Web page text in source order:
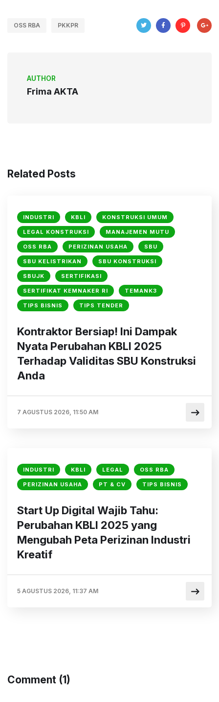
OSS RBA PKKPR
AUTHOR
Frima AKTA
Related Posts
INDUSTRI KBLI KONSTRUKSI UMUM
LEGAL KONSTRUKSI MANAJEMEN MUTU
OSS RBA PERIZINAN USAHA SBU
SBU KELISTRIKAN SBU KONSTRUKSI
SBUJK SERTIFIKASI
SERTIFIKAT KEMNAKER RI TEMANK3
TIPS BISNIS TIPS TENDER
Kontraktor Bersiap! Ini Dampak
Nyata Perubahan KBLI 2025
Terhadap Validitas SBU Konstruksi
Anda
7 AGUSTUS 2026, 11:50 AM
INDUSTRI KBLI LEGAL OSS RBA
PERIZINAN USAHA PT & CV TIPS BISNIS
Start Up Digital Wajib Tahu:
Perubahan KBLI 2025 yang
Mengubah Peta Perizinan Industri
Kreatif
5 AGUSTUS 2026, 11:37 AM
Comment (1)